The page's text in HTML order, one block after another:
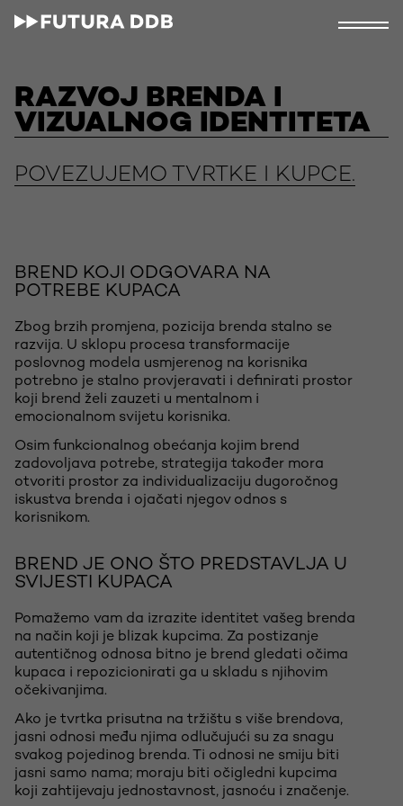
RAZVOJ BRENDA I
VIZUALNOG IDENTITETA
POVEZUJEMO TVRTKE I KUPCE.
BREND KOJI ODGOVARA NA
POTREBE KUPACA
Zbog brzih promjena, pozicija brenda stalno se
razvija. U sklopu procesa transformacije
poslovnog modela usmjerenog na korisnika
potrebno je stalno provjeravati i definirati prostor
koji brend želi zauzeti u mentalnom i
emocionalnom svijetu korisnika.
Osim funkcionalnog obećanja kojim brend
zadovoljava potrebe, strategija također mora
otvoriti prostor za individualizaciju dugoročnog
iskustva brenda i ojačati njegov odnos s
korisnikom.
BREND JE ONO ŠTO PREDSTAVLJA U
SVIJESTI KUPACA
Pomažemo vam da izrazite identitet vašeg brenda
na način koji je blizak kupcima. Za postizanje
autentičnog odnosa bitno je brend gledati očima
kupaca i repozicionirati ga u skladu s njihovim
očekivanjima.
Ako je tvrtka prisutna na tržištu s više brendova,
jasni odnosi među njima odlučujući su za snagu
svakog pojedinog brenda. Ti odnosi ne smiju biti
jasni samo nama; moraju biti očigledni kupcima
koji zahtijevaju jednostavnost, jasnoću i značenje.